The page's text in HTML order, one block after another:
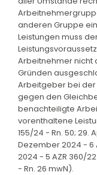
anderen Gruppe
Leistungen muss
Arbeitnehmer nicht
Gründen
Arbeitgeber bei der
gegen den
benachteiligte
vorenthaltene
155/24 - Rn. 50; 29.
Dezember 2024 - 6
2024 - 5 AZR 360/
- Rn. 26 mwN).